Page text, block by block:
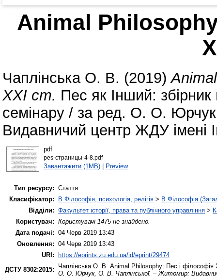
Animal
Чаплінська О. В. (2019)
ХХІ ст. Пес як Інший: збірник
семінару / за ред. О. О.
Видавничий центр ЖДУ імені
pdf
pes-страницы-4-8.pdf
Завантажити (1MB)| Preview
Тип ресурсу: Стаття
Класифікатор:
B Філософія, психологія, релігія > B Філософія
Відділи: Факультет історії, права та публічного управління >
Користувач: Користувачі 1475 не знайдено.
Дата подачі: 04 Черв 2019 13:43
Оновлення: 04 Черв 2019 13:43
URI:
https://eprints.zu.edu.ua/id/eprint/29474
ДСТУ 8302:2015:
Чаплінська О. В. Animal Philosophy: Пес і
О. О. Юрчук, О. В. Чаплінської. – Житомир: